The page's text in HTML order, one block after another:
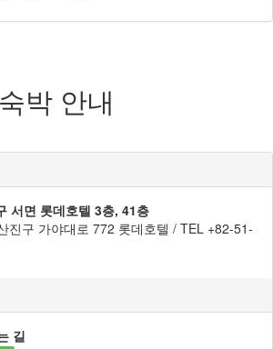
박 안내
서면 롯데호텔 3층, 41층
진구 가야대로 772 롯데호텔 / TEL +82-51-
길